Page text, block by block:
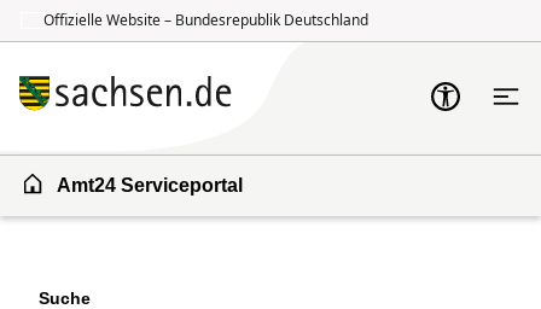
Offizielle Website – Bundesrepublik Deutschland
Amt24 Serviceportal
Suche